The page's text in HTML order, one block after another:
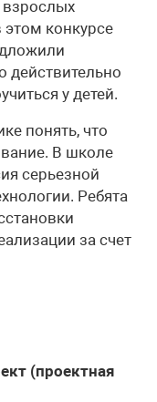
этом конкурсе
действительно
у детей.
понять, что
В школе
серьезной
Ребята
за счет
(проектная